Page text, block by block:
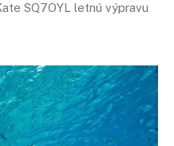
SQ7OYL letnú výpravu